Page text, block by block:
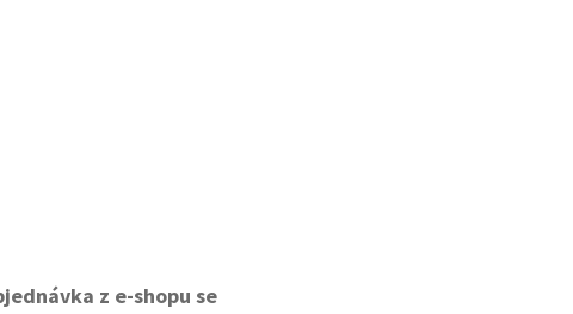
z e-shopu se